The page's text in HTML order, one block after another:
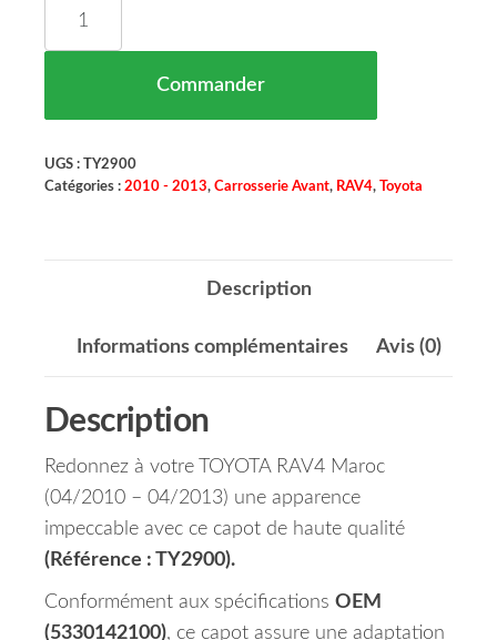
Commander
UGS : TY2900
Catégories : 2010 - 2013, Carrosserie Avant, RAV4, Toyota
Description
Informations complémentaires Avis (0)
Description
Redonnez à votre TOYOTA RAV4 Maroc
(04/2010 – 04/2013) une apparence
impeccable avec ce capot de haute qualité
(Référence : TY2900).
Conformément aux spécifications OEM
(5330142100), ce capot assure une adaptation